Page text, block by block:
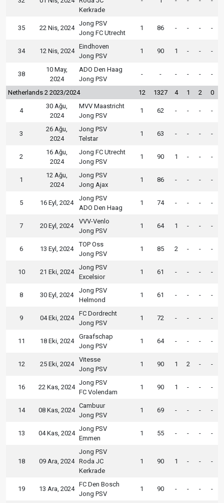
Kerkrade
35 22 Nis, 2024
Jong PSV
Jong FC Utrecht
1 86 - - - -
34 12 Nis, 2024
Eindhoven
Jong PSV
1 90 1 - - -
38
10 May,
2024
ADO Den Haag
Jong PSV
- - - - - -
Netherlands 2 2023/2024 12 1327 4 1 2 0
4
30 Ağu,
2024
MVV Maastricht
Jong PSV
1 62 - - - -
3
26 Ağu,
2024
Jong PSV
Telstar
1 63 - - - -
2
16 Ağu,
2024
Jong FC Utrecht
Jong PSV
1 90 1 - - -
1
12 Ağu,
2024
Jong PSV
Jong Ajax
1 86 - - - -
5 16 Eyl, 2024
Jong PSV
ADO Den Haag
1 74 - - - -
7 20 Eyl, 2024
VVV-Venlo
Jong PSV
1 64 1 - - -
6 13 Eyl, 2024
TOP Oss
Jong PSV
1 85 2 - - -
10 21 Eki, 2024
Jong PSV
Excelsior
1 61 - - - -
8 30 Eyl, 2024
Jong PSV
Helmond
1 61 - - - -
9 04 Eki, 2024
FC Dordrecht
Jong PSV
1 72 - - - -
11 18 Eki, 2024
Graafschap
Jong PSV
1 64 - - - -
12 25 Eki, 2024
Vitesse
Jong PSV
1 90 1 2 - -
16 22 Kas, 2024
Jong PSV
FC Volendam
1 90 1 - - -
14 08 Kas, 2024
Cambuur
Jong PSV
1 69 - - - -
13 04 Kas, 2024
Jong PSV
Emmen
1 55 - - - -
18 09 Ara, 2024
Jong PSV
Roda JC
Kerkrade
1 90 1 - - -
19 13 Ara, 2024
FC Den Bosch
Jong PSV
1 90 - - - -